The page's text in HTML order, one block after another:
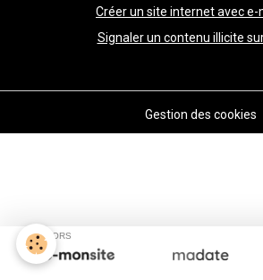
Créer un site internet avec e-
Signaler un contenu illicite
Gestion des cookies
SPONSORS